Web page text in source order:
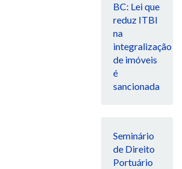
BC: Lei que
reduz ITBI
na
integralização
de imóveis
é
sancionada
Seminário
de Direito
Portuário